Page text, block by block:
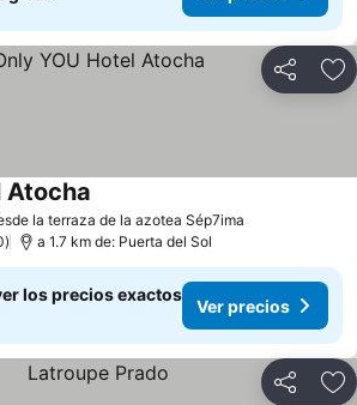
Compartir
la terraza de la azotea Sép7ima
Atocha
a 1.7 km de: Puerta del Sol
los precios exactos
Ver precios
Compartir